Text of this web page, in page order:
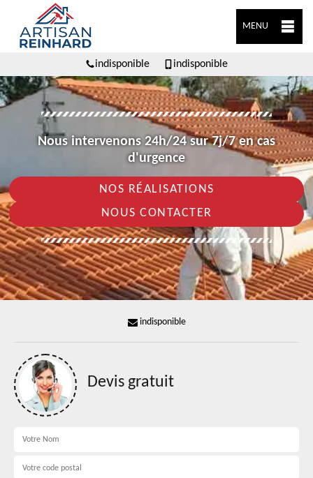
MENU
indisponible indisponible
Nous intervenons 24h/24 sur 7j/7 en cas
d'urgence
NOS RÉALISATIONS
NOUS CONTACTER
indisponible
Devis gratuit